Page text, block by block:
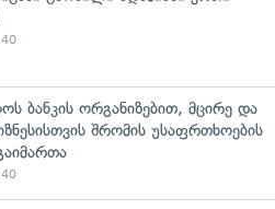
ბანკის ორგანიზებით, მცირე და
შრომის უსაფრთხოების